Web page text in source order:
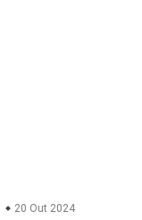
20 Out 2024